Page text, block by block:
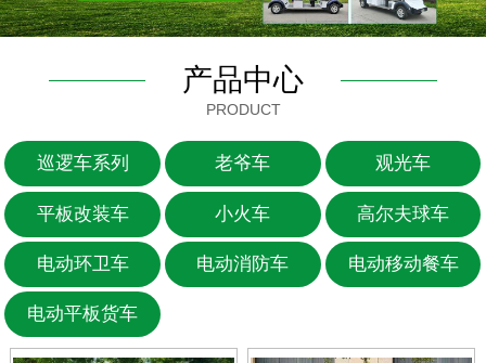
产品中心
PRODUCT
巡逻车系列 老爷车 观光车
平板改装车 小火车 高尔夫球车
电动环卫车 电动消防车 电动移动餐车
电动平板货车